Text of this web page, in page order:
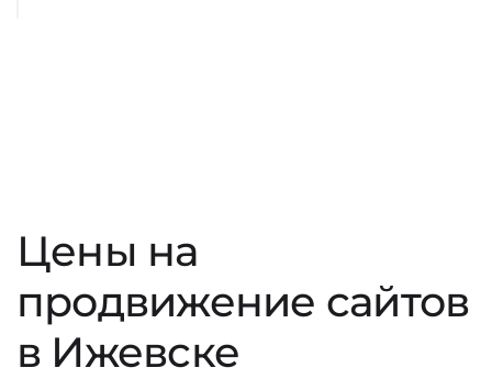
Цены на
продвижение сайтов
в Ижевске